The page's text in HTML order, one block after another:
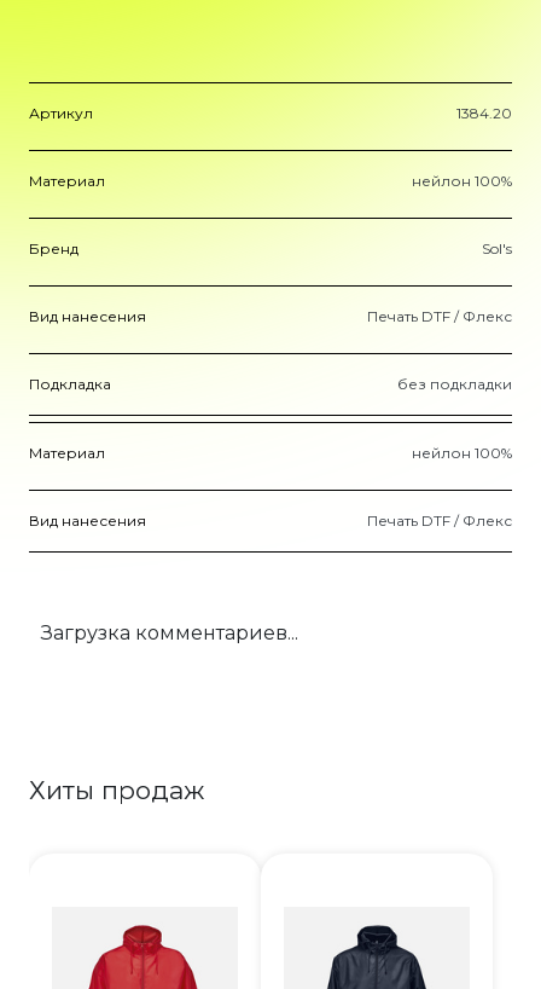
Артикул 1384.20
Материал нейлон 100%
Бренд Sol's
Вид нанесения Печать DTF / Флекс
Подкладка без подкладки
Материал нейлон 100%
Вид нанесения Печать DTF / Флекс
Загрузка комментариев...
Хиты продаж